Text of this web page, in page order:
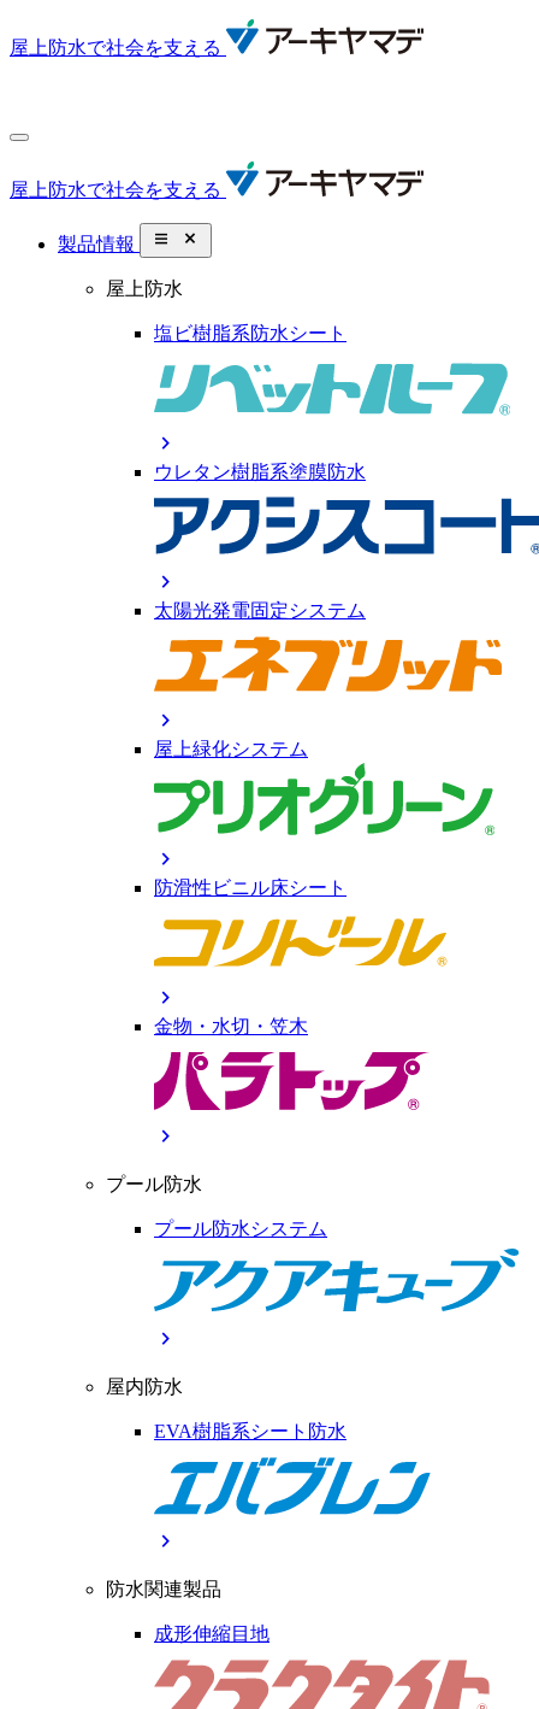
屋上防水で社会を支える
屋上防水で社会を支える
製品情報 close_small
屋上防水
塩ビ樹脂系防水シート
chevron_right
ウレタン樹脂系塗膜防水
chevron_right
太陽光発電固定システム
chevron_right
屋上緑化システム
chevron_right
防滑性ビニル床シート
chevron_right
金物・水切・笠木
chevron_right
プール防水
プール防水システム
chevron_right
屋内防水
EVA樹脂系シート防水
chevron_right
防水関連製品
成形伸縮目地